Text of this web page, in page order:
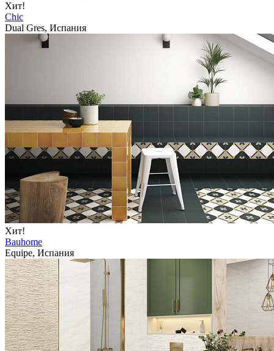
Хит!
Chic
Dual Gres, Испания
Хит!
Bauhome
Equipe, Испания